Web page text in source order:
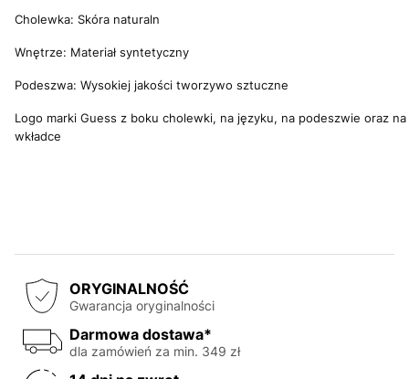
Cholewka: Skóra naturaln
Wnętrze: Materiał syntetyczny
Podeszwa: Wysokiej jakości tworzywo sztuczne
Logo marki Guess z boku cholewki, na języku, na podeszwie oraz na
wkładce
ORYGINALNOŚĆ
Gwarancja oryginalności
Darmowa dostawa*
dla zamówień za min. 349 zł